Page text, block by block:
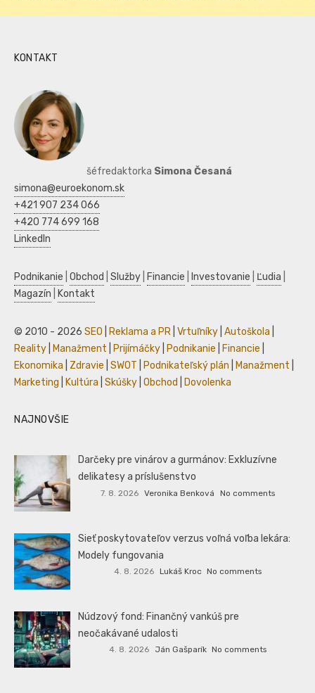
KONTAKT
šéfredaktorka Simona Česaná
simona@euroekonom.sk
+421 907 234 066
+420 774 699 168
LinkedIn
Podnikanie Obchod Služby Financie Investovanie Ľudia
Magazín
Kontakt
© 2010 - 2026 SEO Reklama a PR Vrtuľníky Autoškola
Reality
Manažment Prijímáčky Podnikanie Financie
Ekonomika
Zdravie SWOT Podnikateľský plán Manažment
Marketing
Kultúra Skúšky Obchod Dovolenka
NAJNOVŠIE
Darčeky pre vinárov a gurmánov: Exkluzívne
delikatesy a príslušenstvo
7. 8. 2026 Veronika Benková No comments
Sieť poskytovateľov verzus voľná voľba lekára:
Modely fungovania
4. 8. 2026 Lukáš Kroc No comments
Núdzový fond: Finančný vankúš pre
neočakávané udalosti
4. 8. 2026 Ján Gašparík No comments